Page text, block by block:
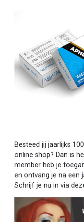
Besteed jij jaarlijks
online shop? Dan is
member heb je
en ontvang je na een
Schrijf je nu in via